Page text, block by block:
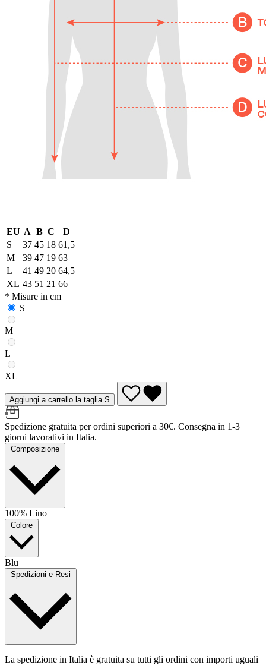
EU A B C
D
S
37 45 18 61,5
M
39 47 19 63
L
41 49 20 64,5
XL 43 51 21 66
* Misure in cm
S
M
L
XL
Aggiungi a carrello la taglia S
Spedizione gratuita per ordini superiori a 30€. Consegna in 1-3
giorni lavorativi in Italia.
Composizione
100% Lino
Colore
Blu
Spedizioni e Resi
La spedizione in Italia è gratuita su tutti gli ordini con importi uguali